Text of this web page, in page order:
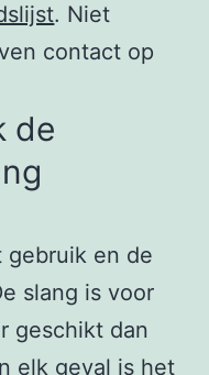
. Niet
contact op
de
gebruik en de
slang is voor
geschikt dan
elk geval is het